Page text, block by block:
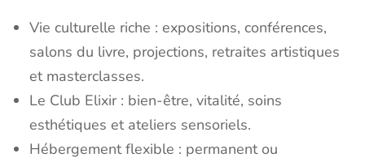
Vie culturelle riche : expositions, conférences,
salons du livre, projections, retraites artistiques
et masterclasses.
Le Club Elixir : bien-être, vitalité, soins
esthétiques et ateliers sensoriels.
Hébergement flexible : permanent ou